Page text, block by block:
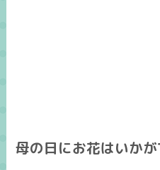
母の日にお花はいかが